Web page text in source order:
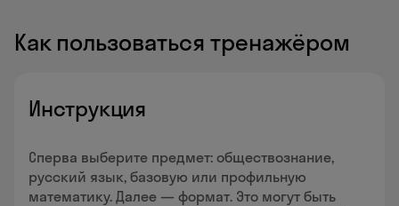
Как пользоваться тренажёром
Инструкция
Сперва выберите предмет: обществознание,
русский язык, базовую или профильную
математику. Далее — формат. Это могут быть